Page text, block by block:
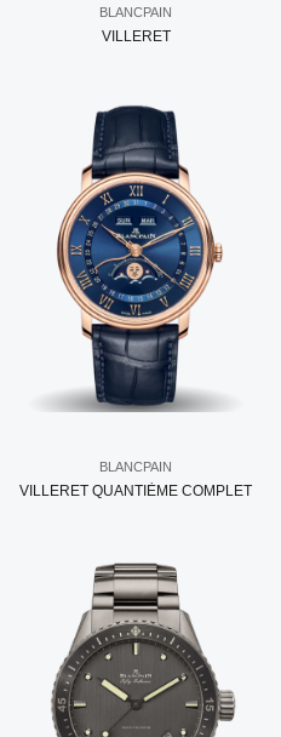
BLANCPAIN
VILLERET
BLANCPAIN
VILLERET QUANTIÈME COMPLET